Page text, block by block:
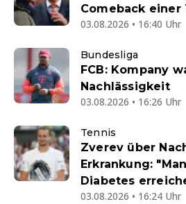
Comeback
03.08.2026 • 16:40 Uhr
Bundesliga
FCB: Kompany
Nachlässigkeit
03.08.2026 • 16:26 Uhr
Tennis
Zverev über
Erkrankung:
Diabetes
03.08.2026 • 16:24 Uhr